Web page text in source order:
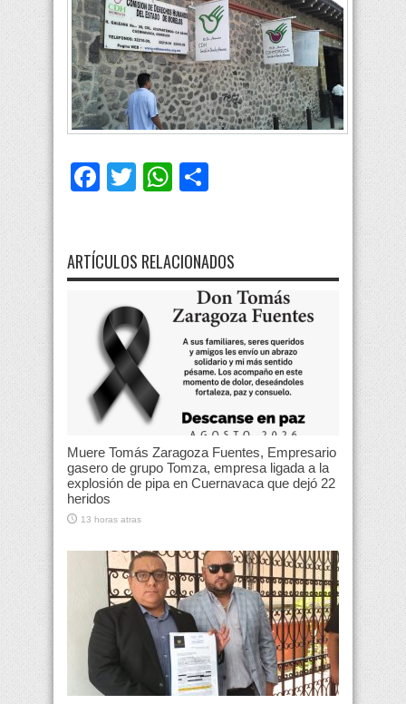
Facebook
TwitterWhatsApp
ARTÍCULOS RELACIONADOS
Muere Tomás Zaragoza Fuentes, Empresario
gasero de grupo Tomza, empresa ligada a la
explosión de pipa en Cuernavaca que dejó 22
heridos
13 horas atras